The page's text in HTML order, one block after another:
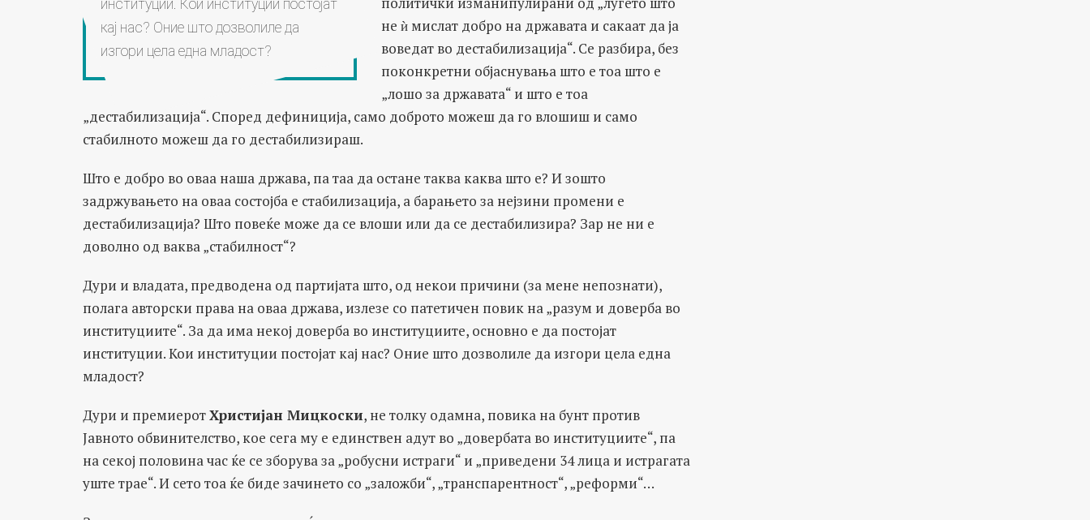
институции. Кои институции постојат
кај нас? Оние што дозволиле да
изгори цела една младост?
не ѝ мислат добро на државата и сакаат да ја
воведат во дестабилизација“. Се разбира, без
поконкретни објаснувања што е тоа што е
„лошо за државата“ и што е тоа
„дестабилизација“. Според дефиниција, само доброто можеш да го влошиш и само
стабилното можеш да го дестабилизираш.
Што е добро во оваа наша држава, па таа да остане таква каква што е? И зошто
задржувањето на оваа состојба е стабилизација, а барањето за нејзини промени е
дестабилизација? Што повеќе може да се влоши или да се дестабилизира? Зар не ни е
доволно од ваква „стабилност“?
Дури и владата, предводена од партијата што, од некои причини (за мене непознати),
полага авторски права на оваа држава, излезе со патетичен повик на „разум и доверба во
институциите“. За да има некој доверба во институциите, основно е да постојат
институции. Кои институции постојат кај нас? Оние што дозволиле да изгори цела една
младост?
Дури и премиеротХристијан Мицкоски, не толку одамна, повика на бунт против
Јавното обвинителство, кое сега му е единствен адут во „довербата во институциите“, па
на секој половина час ќе се зборува за „робусни истраги“ и „приведени 34 лица и истрагата
уште трае“. И сето тоа ќе биде зачинето со „заложби“, „транспарентност“, „реформи“…